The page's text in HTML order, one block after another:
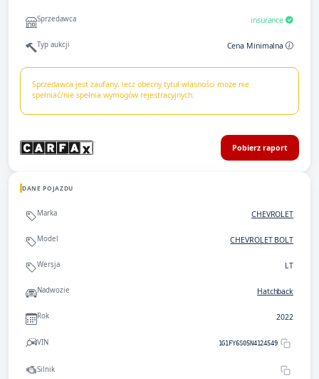
Sprzedawca insurance
Typ aukcji Cena Minimalna
Sprzedawca jest zaufany, lecz obecny tytuł własności może nie
spełniać/nie spełnia wymogów rejestracyjnych.
Pobierz raport
DANE POJAZDU
Marka CHEVROLET
Model CHEVROLET BOLT
Wersja LT
Nadwozie Hatchback
Rok 2022
VIN 1G1FY6S05N4124549
Silnik